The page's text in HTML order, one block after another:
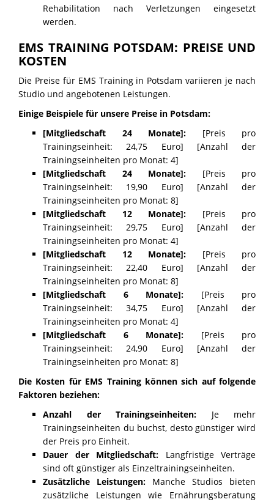
Rehabilitation nach Verletzungen eingesetzt
werden.
EMS TRAINING POTSDAM: PREISE UND
KOSTEN
Die Preise für EMS Training in Potsdam variieren je nach
Studio und angebotenen Leistungen.
Einige Beispiele für unsere Preise in Potsdam:
[Mitgliedschaft 24 Monate]: [Preis pro
Trainingseinheit: 24,75 Euro] [Anzahl der
Trainingseinheiten pro Monat: 4]
[Mitgliedschaft 24 Monate]: [Preis pro
Trainingseinheit: 19,90 Euro] [Anzahl der
Trainingseinheiten pro Monat: 8]
[Mitgliedschaft 12 Monate]: [Preis pro
Trainingseinheit: 29,75 Euro] [Anzahl der
Trainingseinheiten pro Monat: 4]
[Mitgliedschaft 12 Monate]: [Preis pro
Trainingseinheit: 22,40 Euro] [Anzahl der
Trainingseinheiten pro Monat: 8]
[Mitgliedschaft 6 Monate]: [Preis pro
Trainingseinheit: 34,75 Euro] [Anzahl der
Trainingseinheiten pro Monat: 4]
[Mitgliedschaft 6 Monate]: [Preis pro
Trainingseinheit: 24,90 Euro] [Anzahl der
Trainingseinheiten pro Monat: 8]
Die Kosten für EMS Training können sich auf folgende
Faktoren beziehen:
Anzahl der Trainingseinheiten: Je mehr
Trainingseinheiten du buchst, desto günstiger wird
der Preis pro Einheit.
Dauer der Mitgliedschaft: Langfristige Verträge
sind oft günstiger als Einzeltrainingseinheiten.
Zusätzliche Leistungen: Manche Studios bieten
zusätzliche Leistungen wie Ernährungsberatung